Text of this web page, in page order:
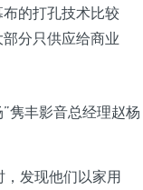
的打孔技术比较
分只供应给商业
，发现他们以家用